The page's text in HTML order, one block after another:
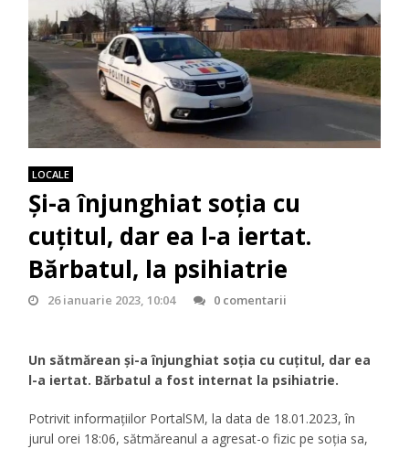
LOCALE
Și-a înjunghiat soția cu
cuțitul, dar ea l-a iertat.
Bărbatul, la psihiatrie
26 ianuarie 2023, 10:04 0 comentarii
Un sătmărean și-a înjunghiat soția cu cuțitul, dar ea
l-a iertat. Bărbatul a fost internat la psihiatrie.
Potrivit informațiilor PortalSM, la data de 18.01.2023, în
jurul orei 18:06, sătmăreanul a agresat-o fizic pe soţia sa,